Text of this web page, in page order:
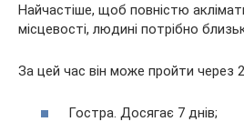
Найчастіше, щоб повністю
місцевості, людині потрібно
За цей час він може пройти через
Гостра. Досягає 7 днів;